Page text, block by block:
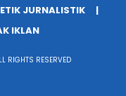
JURNALISTIK
IKLAN
RIGHTS RESERVED